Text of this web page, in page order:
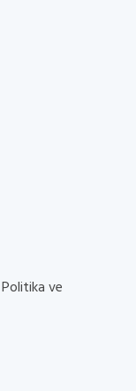
Politika ve